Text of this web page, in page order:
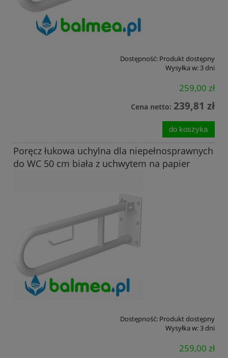
Dostępność: Produkt dostępny
Wysyłka w:3 dni
259,00 zł
Cena netto: 239,81 zł
do koszyka
Poręcz łukowa uchylna dla niepełnosprawnych
do WC 50 cm biała z uchwytem na papier
Dostępność: Produkt dostępny
Wysyłka w:3 dni
259,00 zł